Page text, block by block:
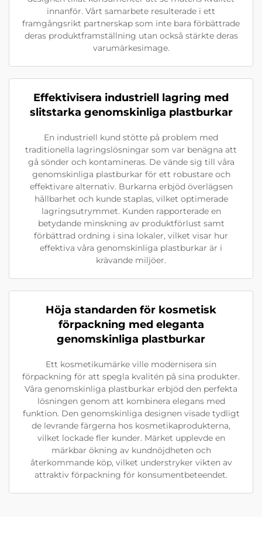
innanför. Vårt samarbete resulterade i ett
framgångsrikt partnerskap som inte bara förbättrade
deras produktframställning utan också stärkte deras
varumärkesimage.
Effektivisera industriell lagring med
slitstarka genomskinliga plastburkar
En industriell kund stötte på problem med
traditionella lagringslösningar som var benägna att
gå sönder och kontamineras. De vände sig till våra
genomskinliga plastburkar för ett robustare och
effektivare alternativ. Burkarna erbjöd överlägsen
hållbarhet och kunde staplas, vilket optimerade
lagringsutrymmet. Kunden rapporterade en
betydande minskning av produktförlust samt
förbättrad ordning i sina lokaler, vilket visar hur
effektiva våra genomskinliga plastburkar är i
krävande miljöer.
Höja standarden för kosmetisk
förpackning med eleganta
genomskinliga plastburkar
Ett kosmetikumärke ville modernisera sin
förpackning för att spegla kvalitén på sina produkter.
Våra genomskinliga plastburkar erbjöd den perfekta
lösningen genom att kombinera elegans med
funktion. Den genomskinliga designen visade tydligt
de levrande färgerna hos kosmetikaprodukterna,
vilket lockade fler kunder. Märket upplevde en
märkbar ökning av kundnöjdheten och
återkommande köp, vilket understryker vikten av
attraktiv förpackning för konsumentbeteendet.